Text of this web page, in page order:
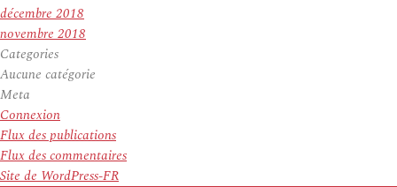
décembre 2018
novembre 2018
Categories
Aucune catégorie
Meta
Connexion
Flux des publications
Flux des commentaires
Site de WordPress-FR